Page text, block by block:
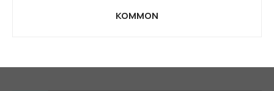
KOMMON